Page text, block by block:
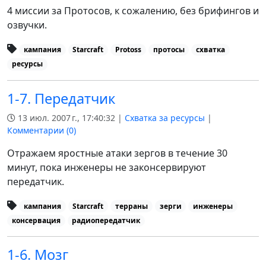
4 миссии за Протосов, к сожалению, без брифингов и
озвучки.
кампания Starcraft Protoss протосы
схватка
ресурсы
1-7. Передатчик
13 июл. 2007 г., 17:40:32 | Схватка за ресурсы |
Комментарии (0)
Отражаем яростные атаки зергов в течение 30
минут, пока инженеры не законсервируют
передатчик.
кампания Starcraft терраны зерги
инженеры
консервация
радиопередатчик
1-6. Мозг